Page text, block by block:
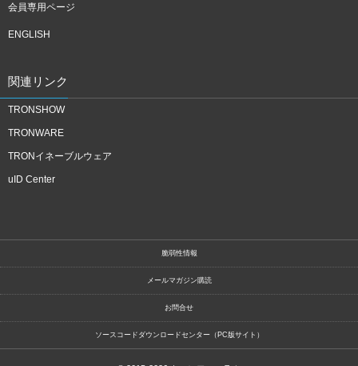
会員専用ページ
ENGLISH
関連リンク
TRONSHOW
TRONWARE
TRONイネーブルウェア
uID Center
脆弱性情報
メールマガジン購読
お問合せ
ソースコードダウンロードセンター（PC版サイト）